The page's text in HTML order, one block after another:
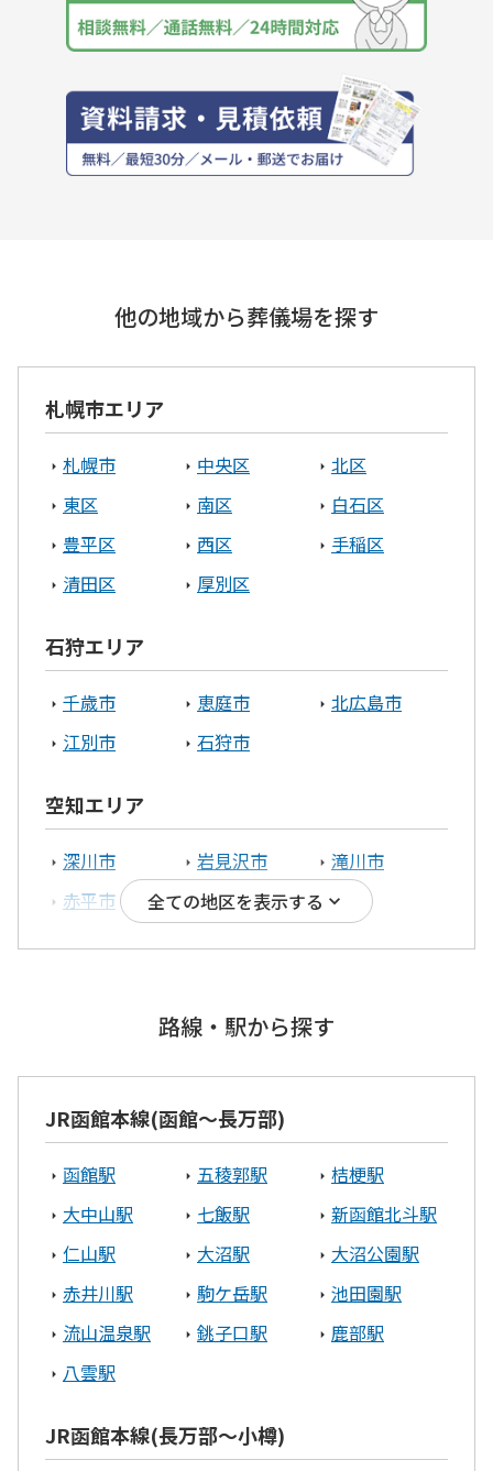
他の地域から葬儀場を探す
札幌市エリア
札幌市 中央区
北区
東区
南区
白石区
豊平区
西区
手稲区
清田区
厚別区
石狩エリア
千歳市 恵庭市
北広島市
江別市
石狩市
空知エリア
深川市 岩見沢市
滝川市
赤平市
三笠市
苫小牧市
室蘭市
釧路エリア
釧路市 白糠町 釧路郡釧路町
オホーツクエリア
北見市 網走市
渡島エリア
八雲町
全ての地区を表示する
路線・駅から探す
JR函館本線(函館～長万部)
函館駅 五稜郭駅
桔梗駅
大中山駅
七飯駅
新函館北斗駅
仁山駅
大沼駅
大沼公園駅
赤井川駅
駒ケ岳駅
池田園駅
流山温泉駅
銚子口駅
鹿部駅
八雲駅
JR函館本線(長万部～小樽)